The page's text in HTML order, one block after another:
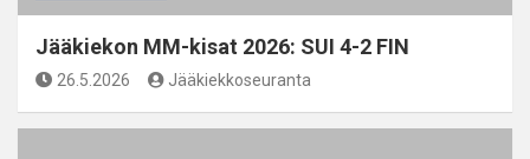
Jääkiekon MM-kisat 2026: SUI 4-2 FIN
26.5.2026 Jääkiekkoseuranta